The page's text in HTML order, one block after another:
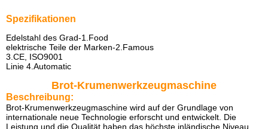
Spezifikationen
Edelstahl des Grad-1.Food
elektrische Teile der Marken-2.Famous
3.CE, ISO9001
Linie 4.Automatic
Brot-Krumenwerkzeugmaschine
Beschreibung:
Brot-Krumenwerkzeugmaschine wird auf der Grundlage von
internationale neue Technologie erforscht und entwickelt. Die
Leistung und die Qualität haben das höchste inländische Niveau